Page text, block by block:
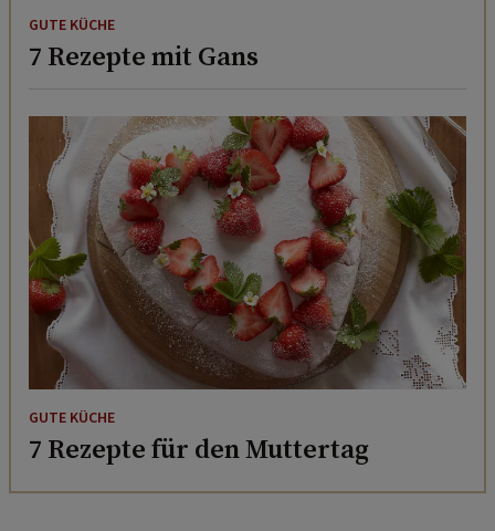
GUTE KÜCHE
7 Rezepte mit Gans
GUTE KÜCHE
7 Rezepte für den Muttertag